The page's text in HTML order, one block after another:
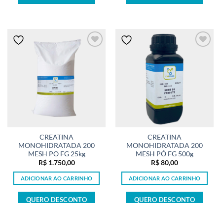
CREATINA
MONOHIDRATADA 200
MESH PO FG 25kg
R$1.750,00
ADICIONAR AO CARRINHO
QUERO DESCONTO
CREATINA
MONOHIDRATADA 200
MESH PÓ FG 500g
R$80,00
ADICIONAR AO CARRINHO
QUERO DESCONTO